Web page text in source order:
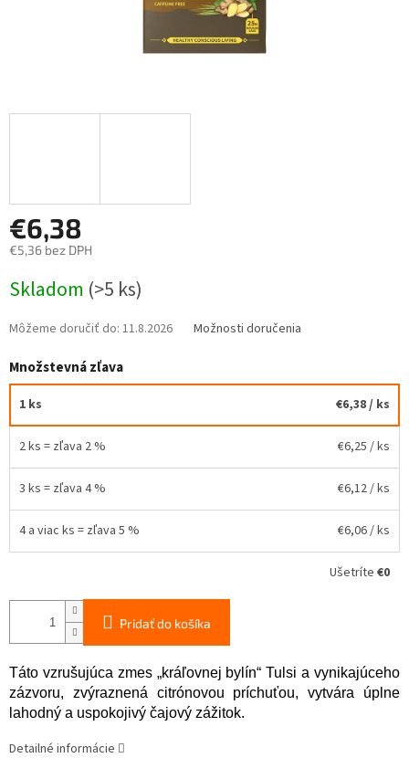
€6,38
€5,36 bez DPH
cena:
Skladom (>5 ks)
Môžeme doručiť do: 11.8.2026 Možnosti doručenia
Množstevná zľava
1 ks €6,38/ ks
2 ks = zľava 2 % €6,25 / ks
3 ks = zľava 4 % €6,12/ ks
4 a viac ks = zľava 5 % €6,06/ ks
Ušetríte €0
Pridať do košíka
Táto vzrušujúca zmes „kráľovnej bylín“ Tulsi a vynikajúceho
zázvoru, zvýraznená citrónovou príchuťou, vytvára úplne
lahodný a uspokojivý čajový zážitok.
Detailné informácie